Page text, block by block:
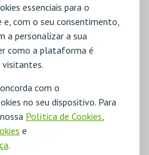
essenciais para o
com o seu consentimento,
a personalizar a sua
como a plataforma é
com o
no seu dispositivo. Para
Política de Cookies
e
.
RODRIGUES
EDUARDA ARRIAGA, SIMON
RITA LOPES ALVES
SILVA
NUNO BARROCA
PAJUELO